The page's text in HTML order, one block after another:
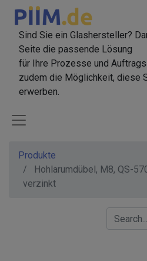
Sind Sie ein Glashersteller?
Seite die passende Lösung
für Ihre Prozesse und
zudem die Möglichkeit, diese
erwerben.
Produkte
Hohlarumdübel, M8, QS-
verzinkt